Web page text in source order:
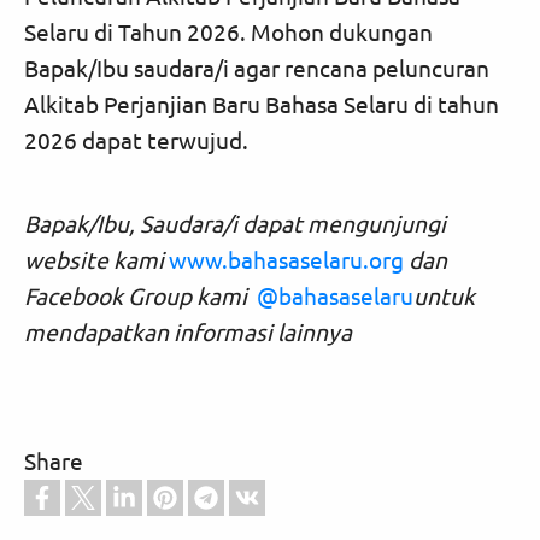
Selaru di Tahun 2026. Mohon dukungan
Bapak/Ibu saudara/i agar rencana peluncuran
Alkitab Perjanjian Baru Bahasa Selaru di tahun
2026 dapat terwujud.
Bapak/Ibu, Saudara/i dapat mengunjungi
website kamiwww.bahasaselaru.org dan
Facebook Group kami @bahasaselaruuntuk
mendapatkan informasi lainnya
Share